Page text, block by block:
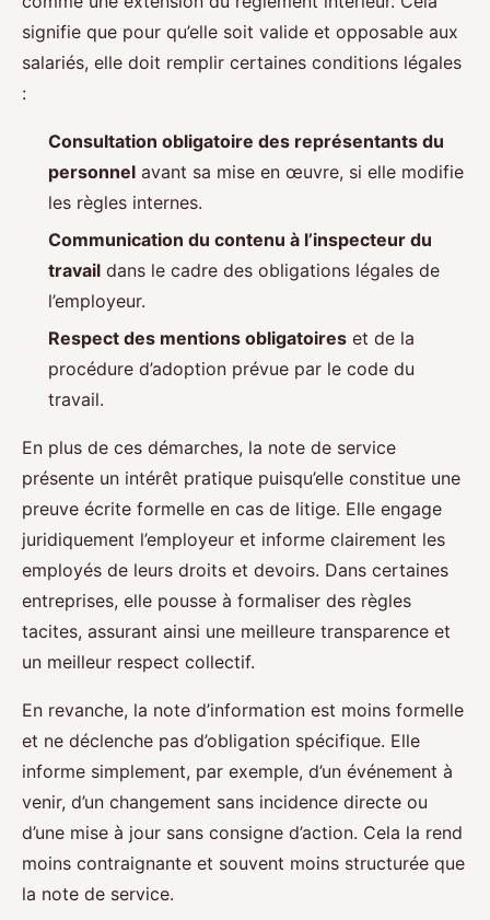
signifie que pour qu’elle soit valide et opposable aux
salariés, elle doit remplir certaines conditions légales
:
Consultation obligatoire des représentants du
personnel avant sa mise en œuvre, si elle modifie
les règles internes.
Communication du contenu à l’inspecteur du
travail dans le cadre des obligations légales de
l’employeur.
Respect des mentions obligatoires et de la
procédure d’adoption prévue par le code du
travail.
En plus de ces démarches, la note de service
présente un intérêt pratique puisqu’elle constitue une
preuve écrite formelle en cas de litige. Elle engage
juridiquement l’employeur et informe clairement les
employés de leurs droits et devoirs. Dans certaines
entreprises, elle pousse à formaliser des règles
tacites, assurant ainsi une meilleure transparence et
un meilleur respect collectif.
En revanche, la note d’information est moins formelle
et ne déclenche pas d’obligation spécifique. Elle
informe simplement, par exemple, d’un événement à
venir, d’un changement sans incidence directe ou
d’une mise à jour sans consigne d’action. Cela la rend
moins contraignante et souvent moins structurée que
la note de service.